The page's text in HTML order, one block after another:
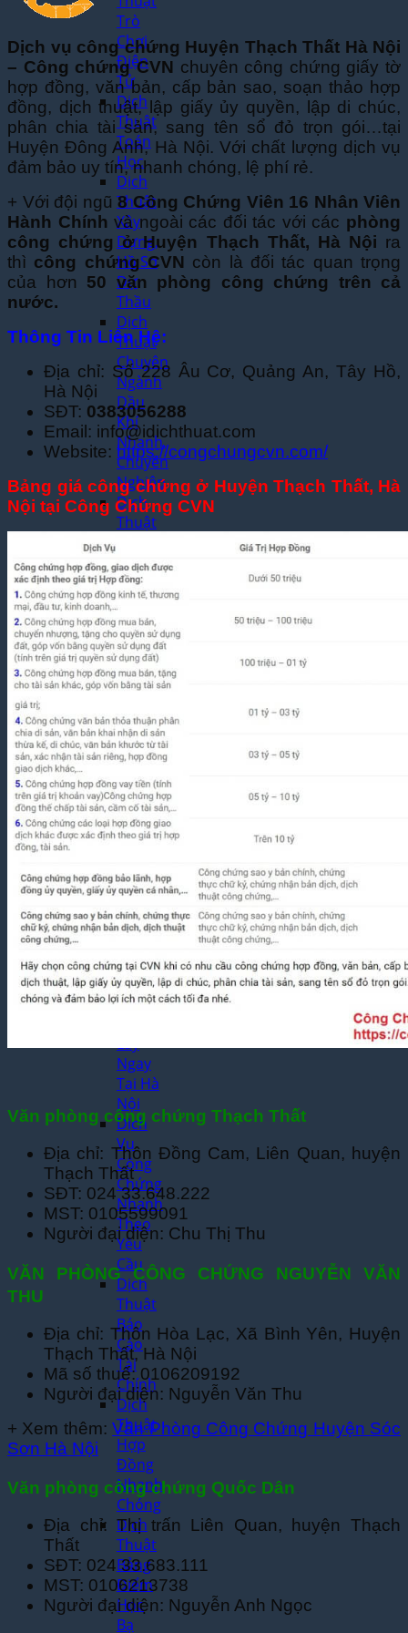
Trò
Chơi
Điện
Tử
Dịch
Thuật
Toán
Học
Dịch
Thuật
Xây
Dựng,
Hồ Sơ
Dự
Thầu
Dịch
Thuật
Chuyên
Ngành
Dầu
Khí
Nhanh,
Chuyên
Nghiệp
Dịch
Thuật
Ngành
Công
Nghệ
Thông
Tin Uy
Tín,
Chuẩn
Ngữ
Dịch
Thuật
Chuyên
Ngành
Mỹ
Phẩm
Nghiệp
Công
Dịch
Thuật
Công
Lấy
Ngay
Tại Hà
Nội
Dịch
Vụ
Công
Chứng
Nhanh
Theo
Yêu
Cầu
Dịch
Thuật
Báo
Cáo
Tài
Chính
Dịch
Thuật
Hợp
Đồng
Nhanh
Chóng
Dịch
Thuật
Bảng
Điểm
Học
Bạ
Dịch vụ công chứng Huyện Thạch Thất Hà Nội
– Công chứng CVN chuyên công chứng giấy tờ
hợp đồng, văn bản, cấp bản sao, soạn thảo hợp
đồng, dịch thuật, lập giấy ủy quyền, lập di chúc,
phân chia tài sản, sang tên sổ đỏ trọn gói…tại
Huyện Đông Anh, Hà Nội. Với chất lượng dịch vụ
đảm bảo uy tín, nhanh chóng, lệ phí rẻ.
+ Với đội ngũ8 Công Chứng Viên 16 Nhân Viên
Hành Chính và ngoài các đối tác với các phòng
công chứng ở Huyện Thạch Thất, Hà Nội ra
thì công chứng CVN còn là đối tác quan trọng
của hơn 50 văn phòng công chứng trên cả
nước.
Thông Tin Liên Hệ:
Địa chỉ: Số 228 Âu Cơ, Quảng An, Tây Hồ,
Hà Nội
SĐT: 0383056288
Email: info@idichthuat.com
Website: https://congchungcvn.com/
Bảng giá công chứng ở Huyện Thạch Thất, Hà
Nội tại Công Chứng CVN
Văn phòng công chứng Thạch Thất
Địa chỉ: Thôn Đồng Cam, Liên Quan, huyện
Thạch Thất
SĐT: 024 33.648.222
MST: 0105599091
Người đại diện: Chu Thị Thu
VĂN PHÒNG CÔNG CHỨNG NGUYỄN VĂN
THU
Địa chỉ: Thôn Hòa Lạc, Xã Bình Yên, Huyện
Thạch Thất, Hà Nội
Mã số thuế: 0106209192
Người đại diện: Nguyễn Văn Thu
+ Xem thêm:Văn Phòng Công Chứng Huyện Sóc
Sơn Hà Nội
Văn phòng công chứng Quốc Dân
Địa chỉ: Thị trấn Liên Quan, huyện Thạch
Thất
SĐT: 024 33.683.111
MST: 0106213738
Người đại diện: Nguyễn Anh Ngọc